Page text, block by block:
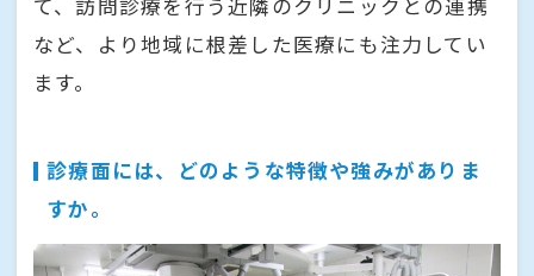
て、訪問診療を行う近隣のクリニックとの連携
など、より地域に根差した医療にも注力してい
ます。
診療面には、どのような特徴や強みがありま
すか。